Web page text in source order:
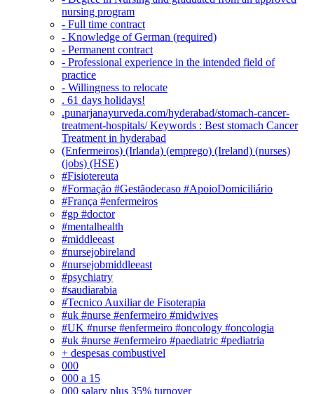
nursing program
- Full time contract
- Knowledge of German (required)
- Permanent contract
- Professional experience in the intended field of
practice
- Willingness to relocate
. 61 days holidays!
.punarjanayurveda.com/hyderabad/stomach-cancer-
treatment-hospitals/ Keywords : Best stomach Cancer
Treatment in hyderabad
(Enfermeiros) (Irlanda) (emprego) (Ireland) (nurses)
(jobs) (HSE)
#Fisiotereuta
#Formação #Gestãodecaso #ApoioDomiciliário
#França #enfermeiros
#gp #doctor
#mentalhealth
#middleeast
#nursejobireland
#nursejobmiddleeast
#psychiatry
#saudiarabia
#Tecnico Auxiliar de Fisoterapia
#uk #nurse #enfermeiro #midwives
#UK #nurse #enfermeiro #oncology #oncologia
#uk #nurse #enfermeiro #paediatric #pediatria
+ despesas combustivel
000
000 a 15
000 salary plus 35% turnover